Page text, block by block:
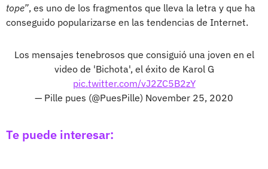
tope”, es uno de los fragmentos que lleva la letra y que ha
conseguido popularizarse en las tendencias de Internet.
Los mensajes tenebrosos que consiguió una joven en el
video de 'Bichota', el éxito de Karol G
pic.twitter.com/vJ2ZC5B2zY
— Pille pues (@PuesPille) November 25, 2020
Te puede interesar: